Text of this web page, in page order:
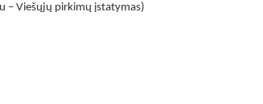
– Viešųjų pirkimų įstatymas)